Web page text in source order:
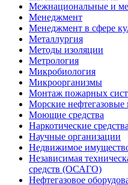
Межнациональные и
Менеджмент
Менеджмент в сфере
Металлургия
Методы изоляции
Метрология
Микробиология
Микроорганизмы
Монтаж пожарных
Морские нефтегазовые
Моющие средства
Наркотические средства
Научные организации
Недвижимое
Независимая
средств (ОСАГО)
Нефтегазовое